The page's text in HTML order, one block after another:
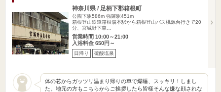
神奈川県 / 足柄下郡箱根町
公園下駅586m 強羅駅451m
箱根登山鉄道箱根湯本駅から箱根登山バス桃源台行きで20
分、宮城野下車…
営業時間 10:00～21:00
入浴料金 650円～
日帰り 硫酸塩泉
体の芯からガッツリ温まり帰りの車で爆睡、スッキリ！しまし
た。地元の方もこちらからご挨拶したら皆様そんな嫌な顔されな